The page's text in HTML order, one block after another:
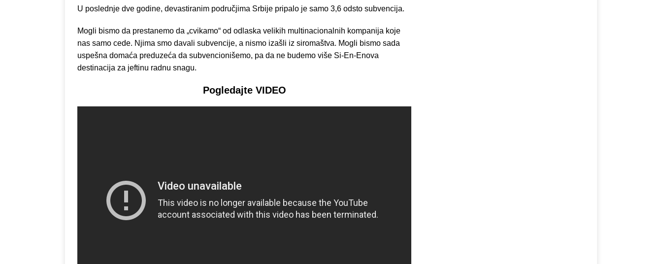
U poslednje dve godine, devastiranim područjima Srbije pripalo je samo 3,6 odsto subvencija.
Mogli bismo da prestanemo da „cvikamo“ od odlaska velikih multinacionalnih kompanija koje
nas samo cede. Njima smo davali subvencije, a nismo izašli iz siromaštva. Mogli bismo sada
uspešna domaća preduzeća da subvencionišemo, pa da ne budemo više Si-En-Enova
destinacija za jeftinu radnu snagu.
Pogledajte VIDEO